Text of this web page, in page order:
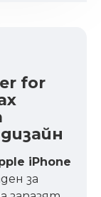
for
iPhone
за